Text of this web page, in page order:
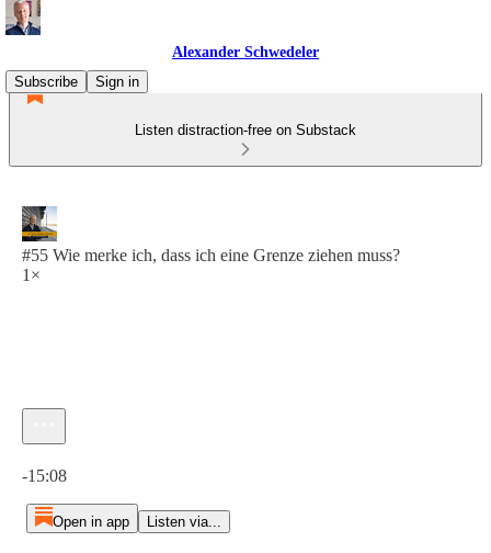
Alexander Schwedeler
Subscribe
Sign in
Listen distraction-free on Substack
#55 Wie merke ich, dass ich eine Grenze ziehen muss?
1×
-15:08
Open in app Listen via...